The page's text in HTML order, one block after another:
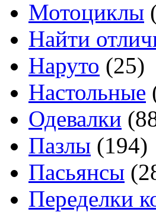
Мотоциклы
Найти
Наруто (25)
Настольные
Одевалки
Пазлы (194)
Пасьянсы
Переделки